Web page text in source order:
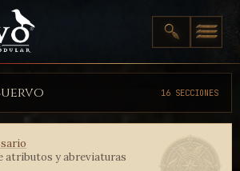
16 SECCIONES
atributos y abreviaturas